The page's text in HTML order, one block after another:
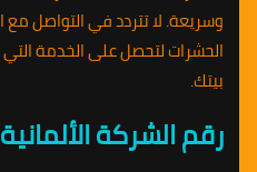
وسريعة. لا تتردد في التواصل مع
الحشرات لتحصل على الخدمة
بيتك.
رقم الشركة